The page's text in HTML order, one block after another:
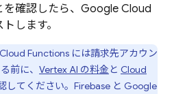
確認したら、 Google Cloud
します。
Cloud Functionsには請求先アカウン
前に、 Vertex AI の料金 と Cloud
してください。Firebase と Google